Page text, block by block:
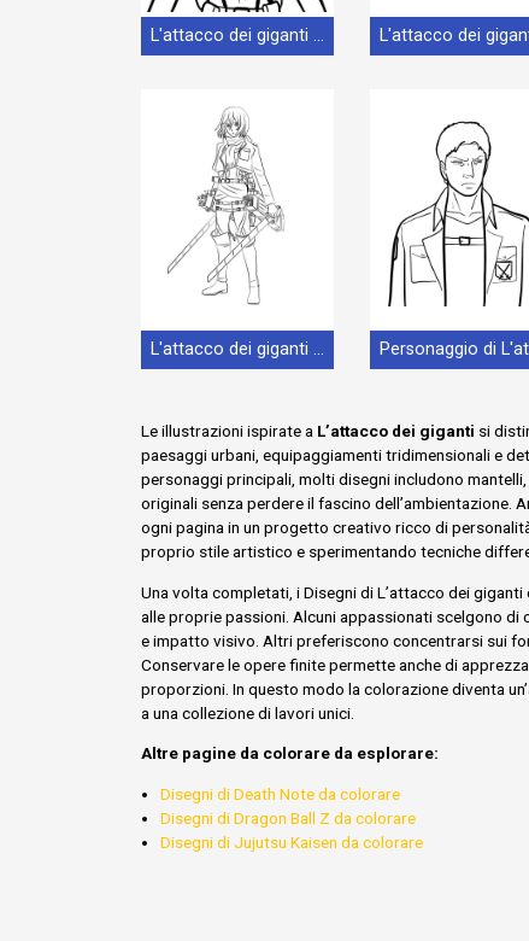
L'attacco dei giganti Senza Spese da Stampare
L'attacco dei giganti Stampabile
Le illustrazioni ispirate a L’attacco dei giganti si
paesaggi urbani, equipaggiamenti tridimensionali e
personaggi principali, molti disegni includono
originali senza perdere il fascino
ogni pagina in un progetto creativo ricco di
proprio stile artistico e sperimentando tecniche
Una volta completati, i Disegni di L’attacco dei
alle proprie passioni. Alcuni appassionati scelgono
e impatto visivo. Altri preferiscono concentrarsi sui
Conservare le opere finite permette anche di
proporzioni. In questo modo la colorazione diventa
a una collezione di lavori unici.
Altre pagine da colorare da esplorare:
Disegni di Death Note da colorare
Disegni di Dragon Ball Z da colorare
Disegni di Jujutsu Kaisen da colorare